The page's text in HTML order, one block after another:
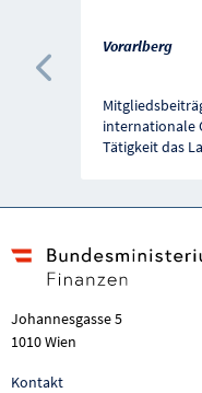
Vorarlberg
internationale
Tätigkeit das
Vorherige
Johannesgasse 5
1010 Wien
Kontakt